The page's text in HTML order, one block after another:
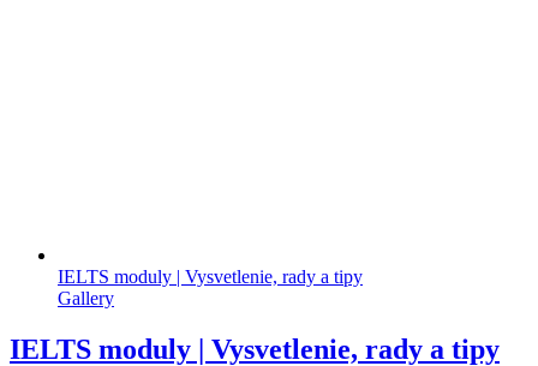
IELTS moduly | Vysvetlenie, rady a tipy
Gallery
IELTS moduly | Vysvetlenie, rady a tipy